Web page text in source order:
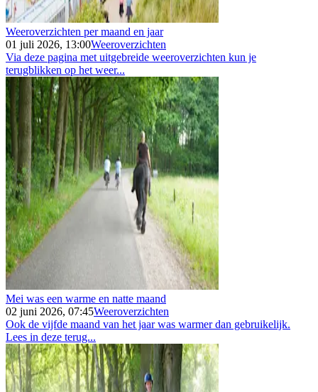
Weeroverzichten per maand en jaar
01 juli 2026, 13:00Weeroverzichten
Via deze pagina met uitgebreide weeroverzichten kun je
terugblikken op het weer...
Mei was een warme en natte maand
02 juni 2026, 07:45Weeroverzichten
Ook de vijfde maand van het jaar was warmer dan gebruikelijk.
Lees in deze terug...